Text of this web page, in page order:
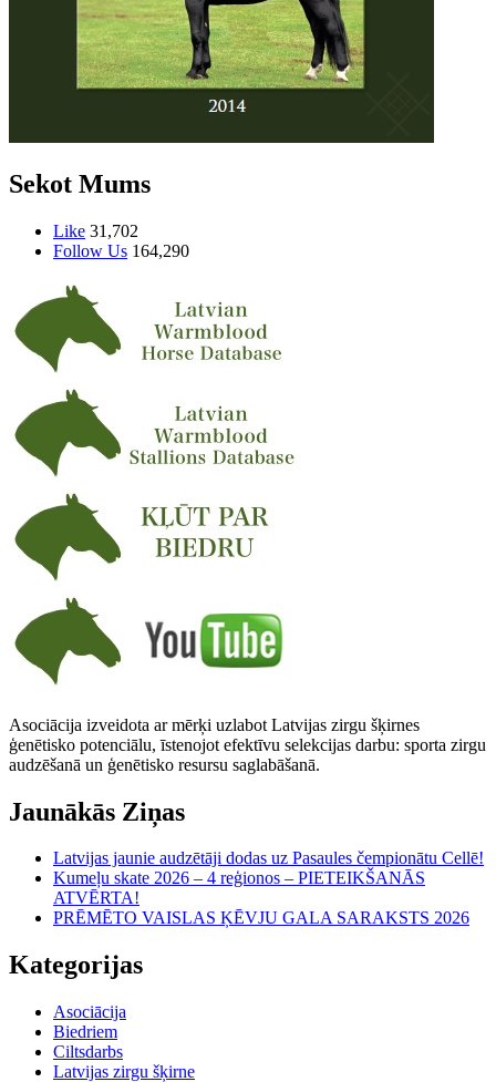
Sekot Mums
Like 31,702
Follow Us 164,290
Asociācija izveidota ar mērķi uzlabot Latvijas zirgu šķirnes
ģenētisko potenciālu, īstenojot efektīvu selekcijas darbu: sporta zirgu
audzēšanā un ģenētisko resursu saglabāšanā.
Jaunākās Ziņas
Latvijas jaunie audzētāji dodas uz Pasaules čempionātu Cellē!
Kumeļu skate 2026 – 4 reģionos – PIETEIKŠANĀS
ATVĒRTA!
PRĒMĒTO VAISLAS ĶĒVJU GALA SARAKSTS 2026
Kategorijas
Asociācija
Biedriem
Ciltsdarbs
Latvijas zirgu šķirne